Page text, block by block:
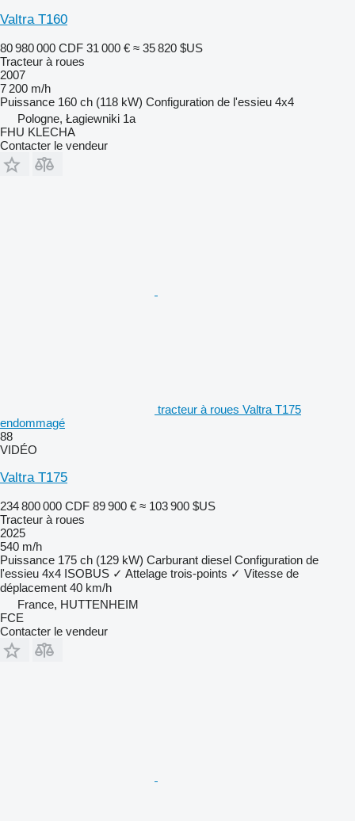
Valtra T160
80 980 000 CDF 31 000 € ≈ 35 820 $US
Tracteur à roues
2007
7 200 m/h
Puissance 160 ch (118 kW) Configuration de l'essieu 4x4
Pologne, Łagiewniki 1a
FHU KLECHA
Contacter le vendeur
tracteur à roues Valtra T175
endommagé
88
VIDÉO
Valtra T175
234 800 000 CDF 89 900 € ≈ 103 900 $US
Tracteur à roues
2025
540 m/h
Puissance 175 ch (129 kW) Carburant diesel Configuration de
l'essieu 4x4 ISOBUS ✓ Attelage trois-points ✓ Vitesse de
déplacement 40 km/h
France, HUTTENHEIM
FCE
Contacter le vendeur